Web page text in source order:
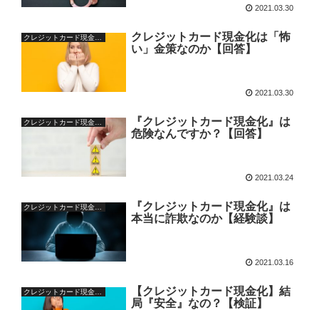
2021.03.30
クレジットカード現金化の基本
クレジットカード現金化は「怖
い」金策なのか【回答】
2021.03.30
『クレジットカード現金化』は
危険なんですか？【回答】
2021.03.24
『クレジットカード現金化』は
本当に詐欺なのか【経験談】
2021.03.16
【クレジットカード現金化】結
局『安全』なの？【検証】